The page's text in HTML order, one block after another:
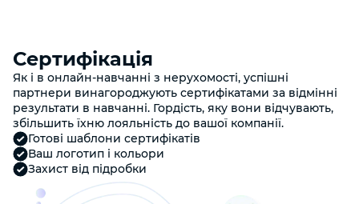
Сертифікація
Як і в онлайн-навчанні з нерухомості, успішні
партнери винагороджують сертифікатами за відмінні
результати в навчанні. Гордість, яку вони відчувають,
збільшить їхню лояльність до вашої компанії.
Готові шаблони сертифікатів
Ваш логотип і кольори
Захист від підробки